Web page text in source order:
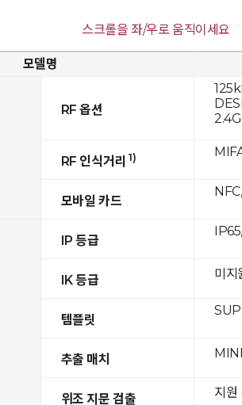
스크롤을 좌/우로 움직이세요
모델명
RF 옵션
RF 인식거리 1)
모바일 카드
IP 등급
IK 등급
템플릿
추출 매치
위조 지문 검출
미지
지원